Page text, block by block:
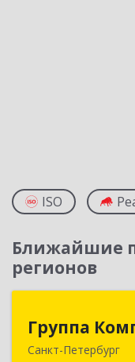
ISO
Ближайшие
регионов
Группа
Санкт-Петербург
Группа
195112,